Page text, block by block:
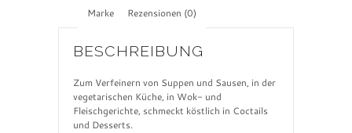
Marke Rezensionen (0)
BESCHREIBUNG
Zum Verfeinern von Suppen und Sausen, in der
vegetarischen Küche, in Wok- und
Fleischgerichte, schmeckt köstlich in Coctails
und Desserts.